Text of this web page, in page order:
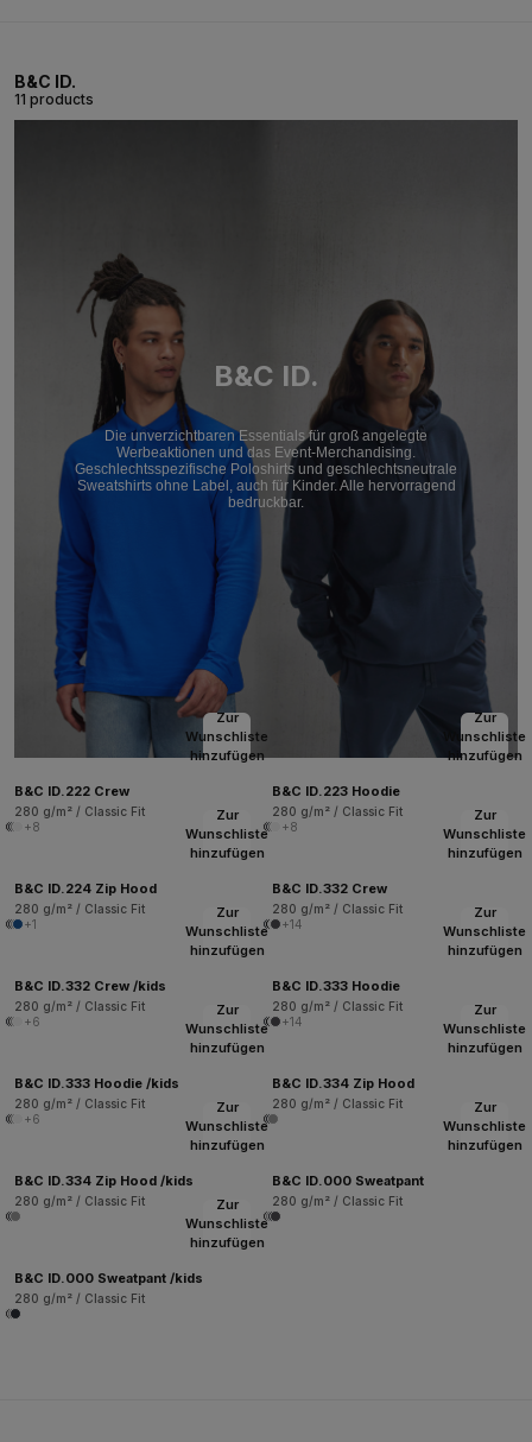
B&C ID.
11 products
B&C ID.
Die unverzichtbaren Essentials für groß angelegte
Werbeaktionen und das Event-Merchandising.
Geschlechtsspezifische Poloshirts und geschlechtsneutrale
Sweatshirts ohne Label, auch für Kinder. Alle hervorragend
bedruckbar.
Zur
Wunschliste
hinzufügen
B&C ID.222 Crew
280 g/m² / Classic Fit
+8
Zur
Wunschliste
hinzufügen
B&C ID.223 Hoodie
280 g/m² / Classic Fit
+8
Zur
Wunschliste
hinzufügen
B&C ID.224 Zip Hood
280 g/m² / Classic Fit
+1
Zur
Wunschliste
hinzufügen
B&C ID.332 Crew
280 g/m² / Classic Fit
+14
Zur
Wunschliste
hinzufügen
B&C ID.332 Crew /kids
280 g/m² / Classic Fit
+6
Zur
Wunschliste
hinzufügen
B&C ID.333 Hoodie
280 g/m² / Classic Fit
+14
Zur
Wunschliste
hinzufügen
B&C ID.333 Hoodie /kids
280 g/m² / Classic Fit
+6
Zur
Wunschliste
hinzufügen
B&C ID.334 Zip Hood
280 g/m² / Classic Fit
Zur
Wunschliste
hinzufügen
B&C ID.334 Zip Hood /kids
280 g/m² / Classic Fit
Zur
Wunschliste
hinzufügen
B&C ID.000 Sweatpant
280 g/m² / Classic Fit
Zur
Wunschliste
hinzufügen
B&C ID.000 Sweatpant /kids
280 g/m² / Classic Fit